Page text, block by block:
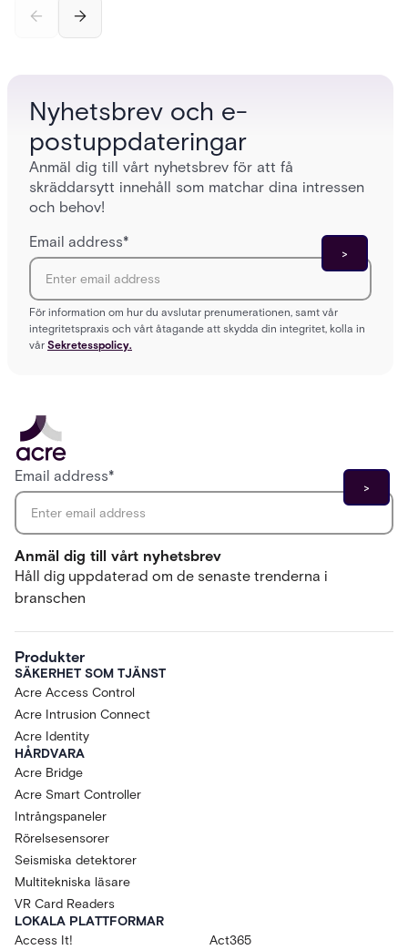
— and how Acre's automated access control
Nyhetsbrev och e-
postuppdateringar
Anmäl dig till vårt nyhetsbrev för att få
skräddarsytt innehåll som matchar dina intressen
och behov!
Email address*
För information om hur du avslutar prenumerationen, samt vår
integritetspraxis och vårt åtagande att skydda din integritet, kolla in
vår Sekretesspolicy.
Anmäl dig till vårt nyhetsbrev
Håll dig uppdaterad om de senaste trenderna i
branschen
Email address*
Produkter
SÄKERHET SOM TJÄNST
Acre Access Control
Acre Intrusion Connect
Acre Identity
HÅRDVARA
Acre Bridge
Acre Smart Controller
Intrångspaneler
Rörelsesensorer
Seismiska detektorer
Multitekniska läsare
VR Card Readers
LOKALA PLATTFORMAR
Access It!
Act365